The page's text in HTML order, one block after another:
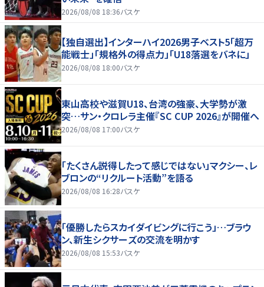
2026/08/08 18:36バスケ
【独自選出】インターハイ2026男子ベスト5「超万
能戦士」「規格外の得点力」「U18落選をバネに」
2026/08/08 18:00バスケ
東山高校や滋賀U18、台湾の強豪、大学勢が激
突…サン・クロレラ主催『SC CUP 2026』が開催へ
2026/08/08 17:00バスケ
「たくさん説得したって感じではない」マクシー、レ
ブロンの“リクルート活動”を語る
2026/08/08 16:28バスケ
「優勝したらスカイダイビングに行こう」…ブラウ
ン、新生シクサーズの交流を明かす
2026/08/08 15:53バスケ